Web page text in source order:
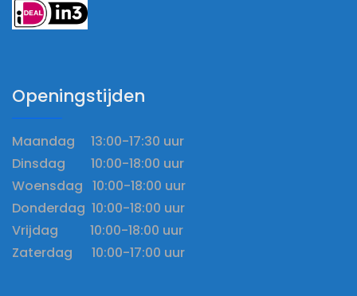
Openingstijden
Maandag 13:00-17:30 uur
Dinsdag 10:00-18:00 uur
Woensdag 10:00-18:00 uur
Donderdag 10:00-18:00 uur
Vrijdag 10:00-18:00 uur
Zaterdag 10:00-17:00 uur